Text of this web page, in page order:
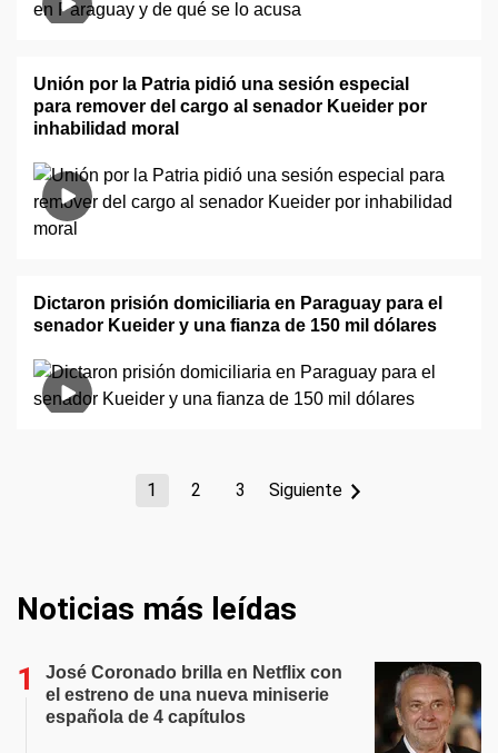
Unión por la Patria pidió una sesión especial
para remover del cargo al senador Kueider por
inhabilidad moral
Dictaron prisión domiciliaria en Paraguay para el
senador Kueider y una fianza de 150 mil dólares
1 2 3 Siguiente
Noticias más leídas
José Coronado brilla en Netflix con
el estreno de una nueva miniserie
española de 4 capítulos